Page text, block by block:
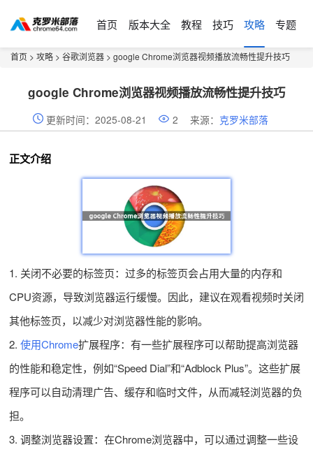
首页 版本大全 教程 技巧 攻略 专题
首页 > 攻略 > 谷歌浏览器 > google Chrome浏览器视频播放流畅性提升技巧
google Chrome浏览器视频播放流畅性提升技巧
更新时间：2025-08-21 2 来源： 克罗米部落
正文介绍
1. 关闭不必要的标签页：过多的标签页会占用大量的内存和
CPU资源，导致浏览器运行缓慢。因此，建议在观看视频时关闭
其他标签页，以减少对浏览器性能的影响。
2. 使用Chrome扩展程序：有一些扩展程序可以帮助提高浏览器
的性能和稳定性，例如“Speed Dial”和“Adblock Plus”。这些扩展
程序可以自动清理广告、缓存和临时文件，从而减轻浏览器的负
担。
3. 调整浏览器设置：在Chrome浏览器中，可以通过调整一些设